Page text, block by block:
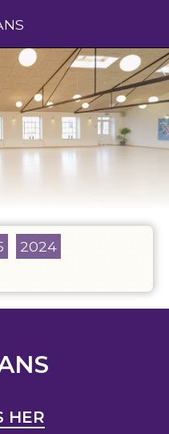
2024
HER